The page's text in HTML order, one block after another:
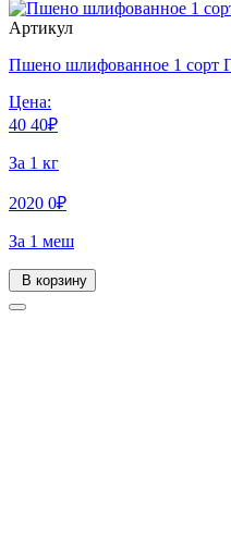
Артикул
Пшено шлифованное 1 сорт
Цена:
40 40₽
За 1 кг
2020 0₽
За 1 меш
В корзину